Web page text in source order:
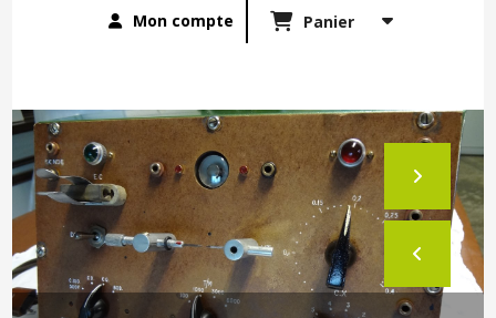
Mon compte Panier